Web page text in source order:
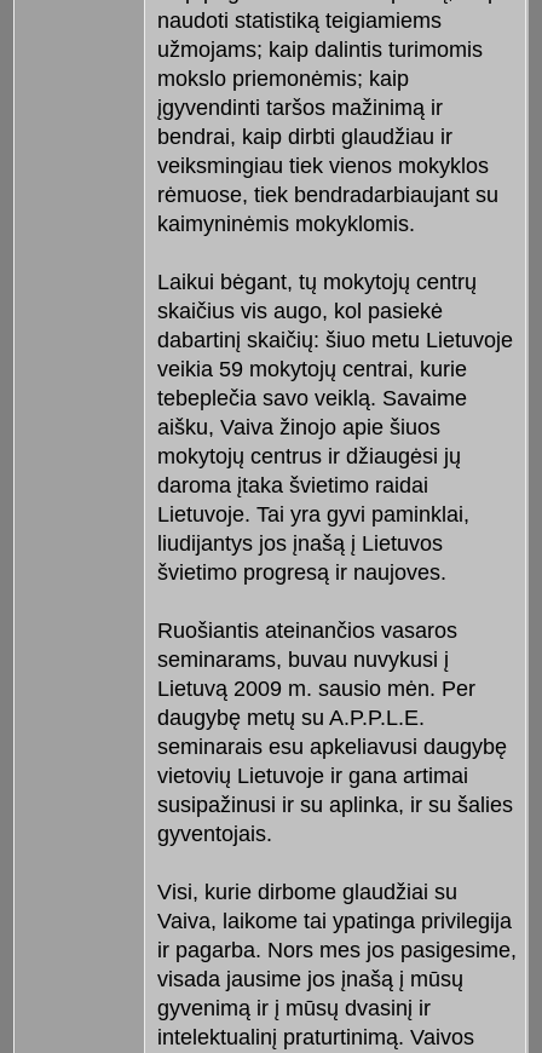
naudoti statistiką teigiamiems
užmojams; kaip dalintis turimomis
mokslo priemonėmis; kaip
įgyvendinti taršos mažinimą ir
bendrai, kaip dirbti glaudžiau ir
veiksmingiau tiek vienos mokyklos
rėmuose, tiek bendradarbiaujant su
kaimyninėmis mokyklomis.
Laikui bėgant, tų mokytojų centrų
skaičius vis augo, kol pasiekė
dabartinį skaičių: šiuo metu Lietuvoje
veikia 59 mokytojų centrai, kurie
tebeplečia savo veiklą. Savaime
aišku, Vaiva žinojo apie šiuos
mokytojų centrus ir džiaugėsi jų
daroma įtaka švietimo raidai
Lietuvoje. Tai yra gyvi paminklai,
liudijantys jos įnašą į Lietuvos
švietimo progresą ir naujoves.
Ruošiantis ateinančios vasaros
seminarams, buvau nuvykusi į
Lietuvą 2009 m. sausio mėn. Per
daugybę metų su A.P.P.L.E.
seminarais esu apkeliavusi daugybę
vietovių Lietuvoje ir gana artimai
susipažinusi ir su aplinka, ir su šalies
gyventojais.
Visi, kurie dirbome glaudžiai su
Vaiva, laikome tai ypatinga privilegija
ir pagarba. Nors mes jos pasigesime,
visada jausime jos įnašą į mūsų
gyvenimą ir į mūsų dvasinį ir
intelektualinį praturtinimą. Vaivos